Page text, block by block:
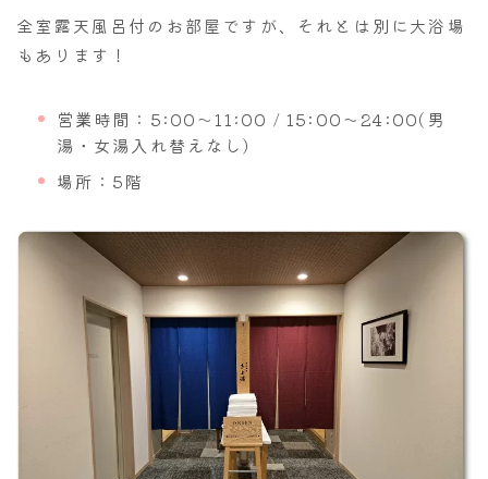
全室露天風呂付のお部屋ですが、それとは別に大浴場
もあります！
営業時間：5:00～11:00 / 15:00～24:00(男
湯・女湯入れ替えなし)
場所：5階